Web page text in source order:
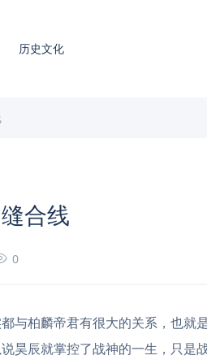
历史文化
合线
0
与柏麟帝君有很大的关系，也就
昊辰就掌控了战神的一生，只是